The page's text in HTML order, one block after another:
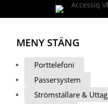
MENY STÄNG
Porttelefoni
Passersystem
Strömställare & Uttag